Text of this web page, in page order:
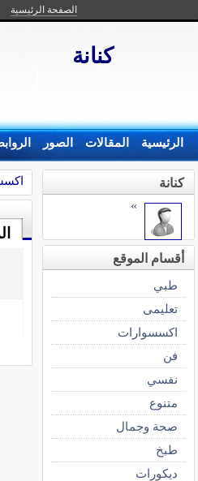
الصفحة الرئيسية
كنانة
الرئيسية المقالات الصور
كنانة
»
أقسام الموقع
طبي
تعليمى
اكسسوارات
فن
نفسي
متنوع
صحة وجمال
طبخ
ديكورات